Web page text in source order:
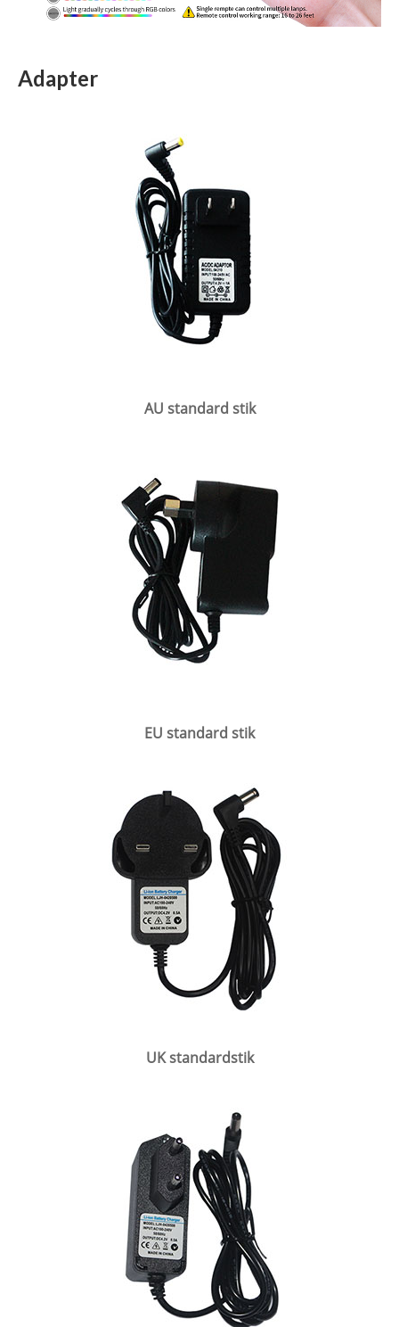
Adapter
AU standard stik
EU standard stik
UK standardstik